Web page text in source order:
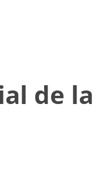
de